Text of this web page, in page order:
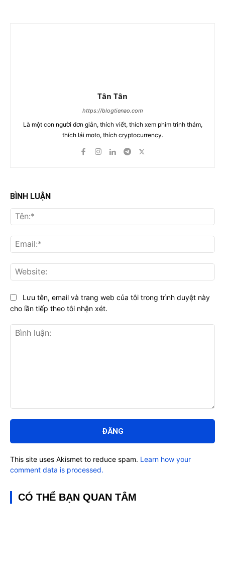
Tân Tân
https://blogtienao.com
Là một con người đơn giản, thích viết, thích xem phim trinh thám,
thích lái moto, thích cryptocurrency.
BÌNH LUẬN
luận:
Lưu tên, email và trang web của tôi trong trình duyệt này
cho lần tiếp theo tôi nhận xét.
This site uses Akismet to reduce spam. Learn how your
comment data is processed.
CÓ THỂ BẠN QUAN TÂM